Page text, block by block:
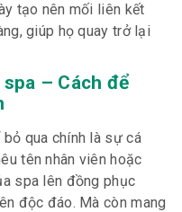
tạo nên mối liên kết
giúp họ quay trở lại
– Cách để
qua chính là sự cá
tên nhân viên hoặc
spa lên đồng phục
độc đáo. Mà còn mang